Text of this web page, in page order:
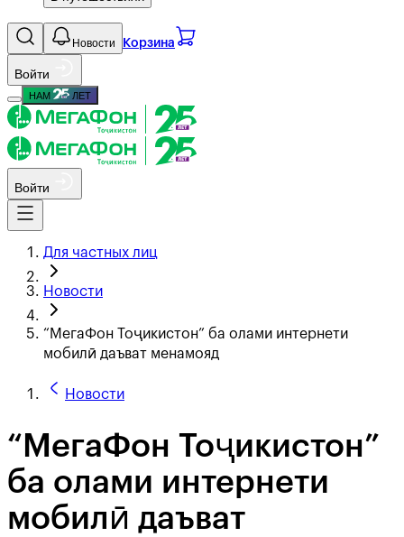
Новости Корзина
Войти
НАМ ЛЕТ
Войти
Для частных лиц
Новости
“МегаФон Тоҷикистон” ба олами интернети
мобилӣ даъват менамояд
Новости
“МегаФон Тоҷикистон”
ба олами интернети
мобилӣ даъват